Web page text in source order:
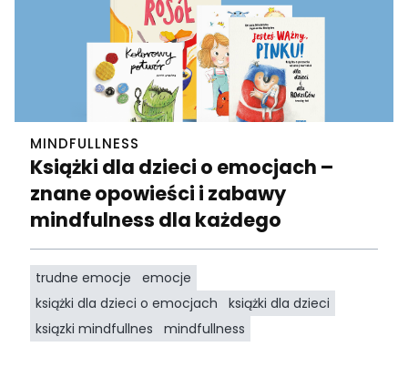
MINDFULLNESS
Książki dla dzieci o emocjach –
znane opowieści i zabawy
mindfulness dla każdego
trudne emocje
emocje
książki dla dzieci o emocjach
książki dla dzieci
ksiązki mindfullnes
mindfullness